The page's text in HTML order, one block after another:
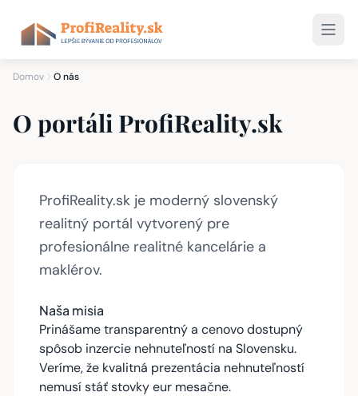
Domov O nás
O portáli ProfiReality.sk
ProfiReality.sk je moderný slovenský
realitný portál vytvorený pre
profesionálne realitné kancelárie a
maklérov.
Naša misia
Prinášame transparentný a cenovo dostupný
spôsob inzercie nehnuteľností na Slovensku.
Veríme, že kvalitná prezentácia nehnuteľností
nemusí stáť stovky eur mesačne.